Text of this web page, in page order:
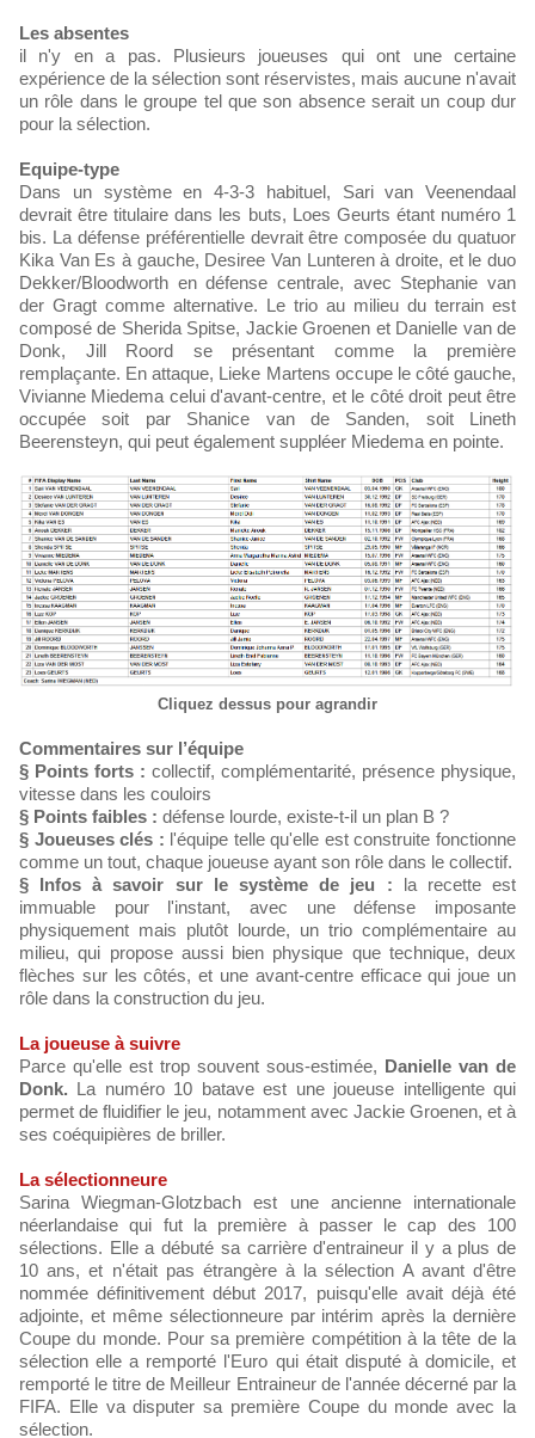
Les absentes
il n'y en a pas. Plusieurs joueuses qui ont une certaine
expérience de la sélection sont réservistes, mais aucune n'avait
un rôle dans le groupe tel que son absence serait un coup dur
pour la sélection.
Equipe-type
Dans un système en 4-3-3 habituel, Sari van Veenendaal
devrait être titulaire dans les buts, Loes Geurts étant numéro 1
bis. La défense préférentielle devrait être composée du quatuor
Kika Van Es à gauche, Desiree Van Lunteren à droite, et le duo
Dekker/Bloodworth en défense centrale, avec Stephanie van
der Gragt comme alternative. Le trio au milieu du terrain est
composé de Sherida Spitse, Jackie Groenen et Danielle van de
Donk, Jill Roord se présentant comme la première
remplaçante. En attaque, Lieke Martens occupe le côté gauche,
Vivianne Miedema celui d'avant-centre, et le côté droit peut être
occupée soit par Shanice van de Sanden, soit Lineth
Beerensteyn, qui peut également suppléer Miedema en pointe.
Cliquez dessus pour agrandir
Commentaires sur l’équipe
§ Points forts : collectif, complémentarité, présence physique,
vitesse dans les couloirs
§ Points faibles : défense lourde, existe-t-il un plan B ?
§ Joueuses clés : l'équipe telle qu'elle est construite fonctionne
comme un tout, chaque joueuse ayant son rôle dans le collectif.
§ Infos à savoir sur le système de jeu : la recette est
immuable pour l'instant, avec une défense imposante
physiquement mais plutôt lourde, un trio complémentaire au
milieu, qui propose aussi bien physique que technique, deux
flèches sur les côtés, et une avant-centre efficace qui joue un
rôle dans la construction du jeu.
La joueuse à suivre
Parce qu'elle est trop souvent sous-estimée, Danielle van de
Donk. La numéro 10 batave est une joueuse intelligente qui
permet de fluidifier le jeu, notamment avec Jackie Groenen, et à
ses coéquipières de briller.
La sélectionneure
Sarina Wiegman-Glotzbach est une ancienne internationale
néerlandaise qui fut la première à passer le cap des 100
sélections. Elle a débuté sa carrière d'entraineur il y a plus de
10 ans, et n'était pas étrangère à la sélection A avant d'être
nommée définitivement début 2017, puisqu'elle avait déjà été
adjointe, et même sélectionneure par intérim après la dernière
Coupe du monde. Pour sa première compétition à la tête de la
sélection elle a remporté l'Euro qui était disputé à domicile, et
remporté le titre de Meilleur Entraineur de l'année décerné par la
FIFA. Elle va disputer sa première Coupe du monde avec la
sélection.